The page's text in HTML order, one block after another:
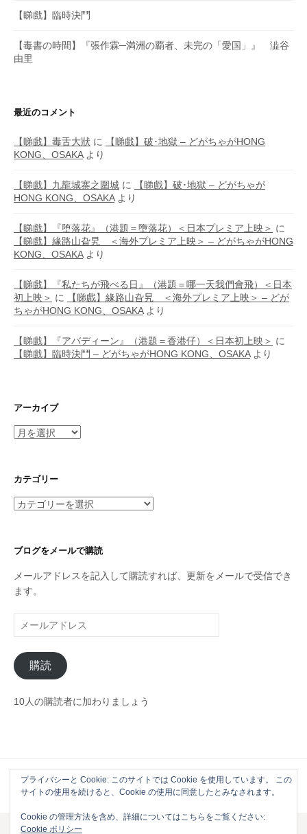
【睇戲】臨時決鬥
【毒書の時間】『張作霖─満洲の覇者、未完の「愛国」』 澁谷
由里
最近のコメント
【睇戲】毒舌大狀 に
【睇戲】破･地獄 – どがちゃがHONG
KONG、OSAKAより
【睇戲】九龍城寨之圍城 に
【睇戲】破･地獄 – どがちゃが
HONG KONG、OSAKAより
【睇戲】『堕落花』（港題＝墮落花）＜日本プレミア上映＞ に
【睇戲】緣路山旮旯 ＜海外プレミア上映＞ – どがちゃがHONG
KONG、OSAKAより
【睇戲】『私たちが飛べる日』（港題＝哪一天我們會飛）＜日本
初上映＞ に
【睇戲】緣路山旮旯 ＜海外プレミア上映＞ – どが
ちゃがHONG KONG、OSAKAより
【睇戲】『アバディーン』（港題＝香港仔）＜日本初上映＞ に
【睇戲】臨時決鬥 – どがちゃがHONG KONG、OSAKAより
アーカイブ
ア
イ
カテゴリー
カ
リ
ブログをメールで購読
メールアドレスを記入して購読すれば、更新をメールで受信でき
ます。
ー
ル
ア
ド
レ
購読
10人の購読者に加わりましょう
Powered byWordPress | Theme byThemehaus
プライバシーと Cookie: このサイトでは Cookie を使用しています。 この
サイトの使用を続けると、Cookie の使用に同意したとみなされます。
Cookie の管理方法を含め、詳細についてはこちらをご覧ください:
Cookie ポリシー